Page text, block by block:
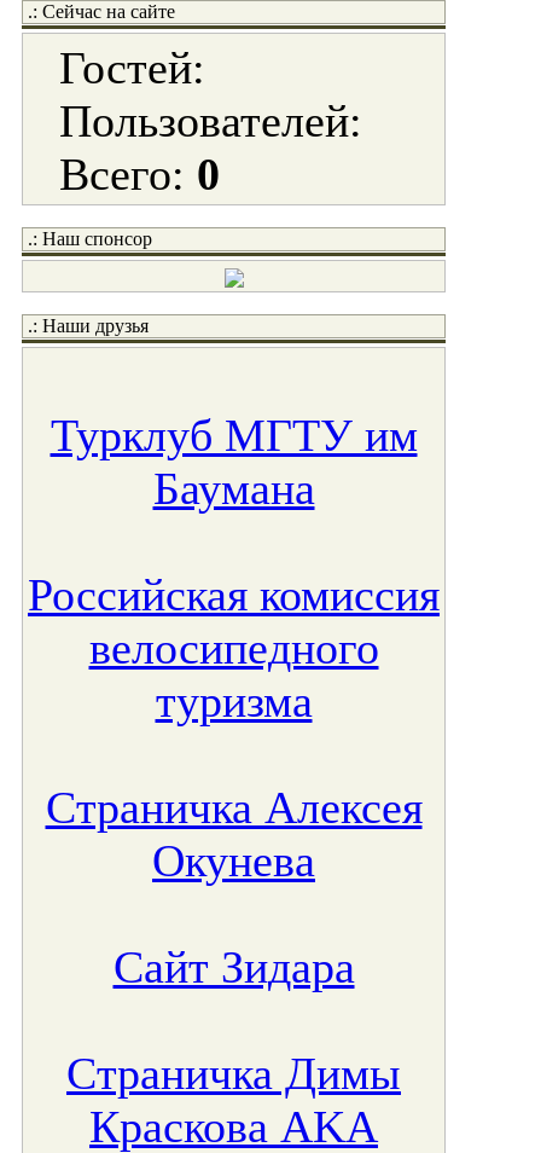
.: Сейчас на сайте
Гостей:
Пользователей:
Всего: 0
.: Наш спонсор
.: Наши друзья
Турклуб МГТУ им
Баумана
Российская комиссия
велосипедного
туризма
Страничка Алексея
Окунева
Сайт Зидара
Страничка Димы
Краскова AKA